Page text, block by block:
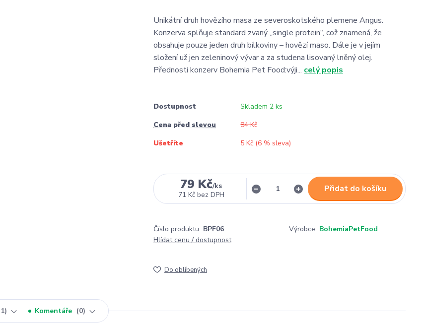
Unikátní druh hovězího masa ze severoskotského plemene Angus.
Konzerva splňuje standard zvaný „single protein“, což znamená, že
obsahuje pouze jeden druh bílkoviny – hovězí maso. Dále je v jejím
složení už jen zeleninový vývar a za studena lisovaný lněný olej.
Přednosti konzerv Bohemia Pet Food:výji... celý popis
Dostupnost
Skladem 2 ks
Cena před slevou
84 Kč
Ušetříte
5 Kč (6 % sleva)
79 Kč/ks
71 Kč bez DPH
Přidat do košíku
Číslo produktu: BPF06 Výrobce: BohemiaPetFood
Hlídat cenu / dostupnost
Do oblíbených
1 Komentáře 0